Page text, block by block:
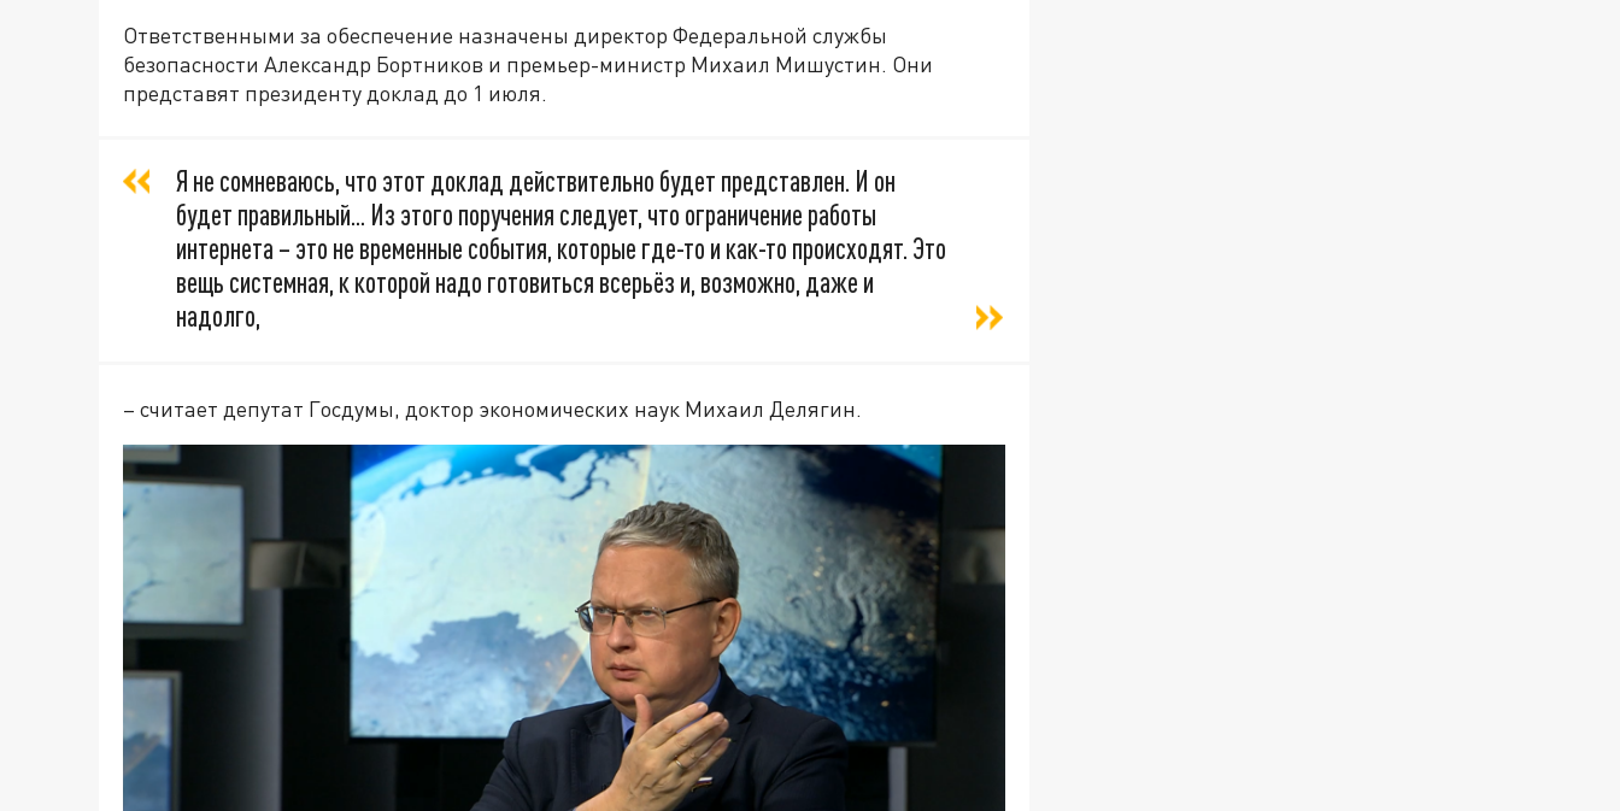
Ответственными за обеспечение назначены директор Федеральной службы
безопасности Александр Бортников и премьер-министр Михаил Мишустин. Они
представят президенту доклад до 1 июля.
Я не сомневаюсь, что этот доклад действительно будет представлен. И он
будет правильный... Из этого поручения следует, что ограничение работы
интернета – это не временные события, которые где-то и как-то происходят. Это
вещь системная, к которой надо готовиться всерьёз и, возможно, даже и
надолго,
– считает депутат Госдумы, доктор экономических наук Михаил Делягин.